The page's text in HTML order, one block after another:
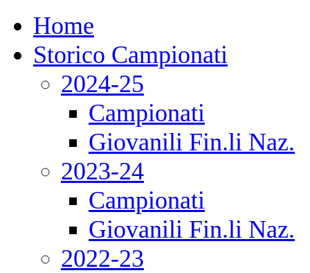
Home
Storico Campionati
2024-25
Campionati
Giovanili Fin.li Naz.
2023-24
Campionati
Giovanili Fin.li Naz.
2022-23